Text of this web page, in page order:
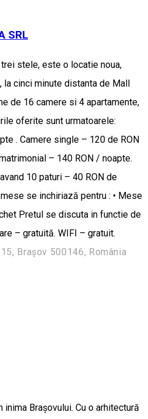
SRL
stele, este o locatie noua,
la cinci minute distanta de Mall
de 16 camere si 4 apartamente,
oferite sunt urmatoarele:
. Camere single – 120 de RON
– 140 RON / noapte.
10 paturi – 40 RON de
se inchiriază pentru : • Mese
Pretul se discuta in functie de
– gratuită. WIFI – gratuit.
Brașov 500146, România
inima Brașovului. Cu o arhitectură